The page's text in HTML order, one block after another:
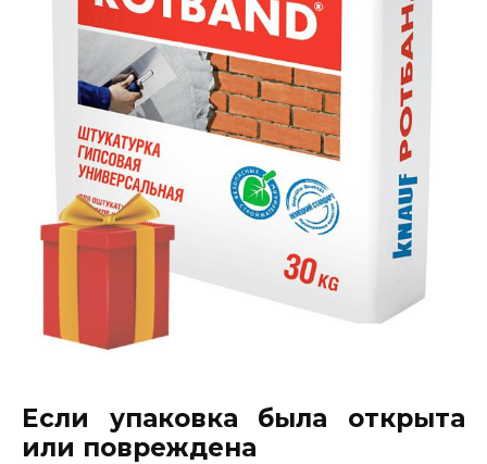
Если упаковка была открыта
или повреждена